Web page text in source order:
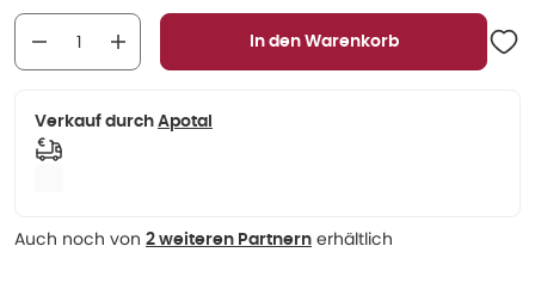
In den Warenkorb
Verkauf durch Apotal
Auch noch von 2 weiteren Partnern erhältlich